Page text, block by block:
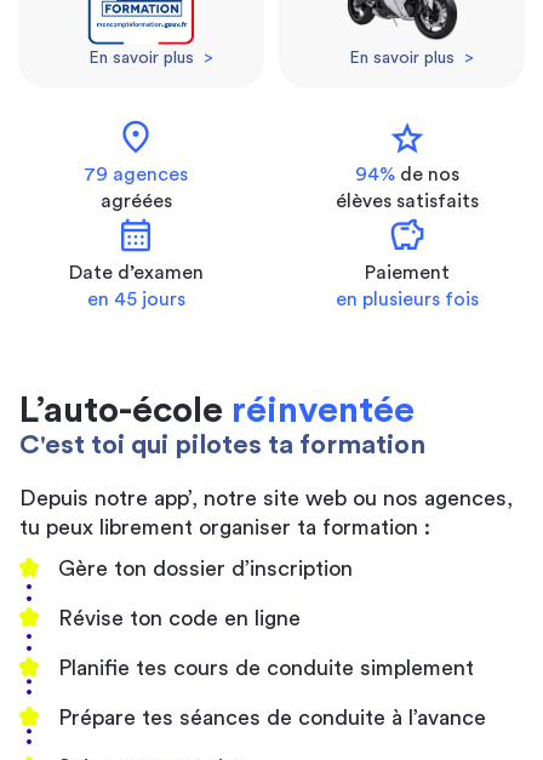
En savoir plus > En savoir plus >
location_on
79 agences
agréées
star
94% de nos
élèves satisfaits
calendar_month
Date d’examen
en 45 jours
savings
Paiement
en plusieurs fois
L’auto-école réinventée
C'est toi qui pilotes ta formation
Depuis notre app’, notre site web ou nos agences,
tu peux librement organiser ta formation :
Gère ton dossier d’inscription
Révise ton code en ligne
Planifie tes cours de conduite simplement
Prépare tes séances de conduite à l’avance